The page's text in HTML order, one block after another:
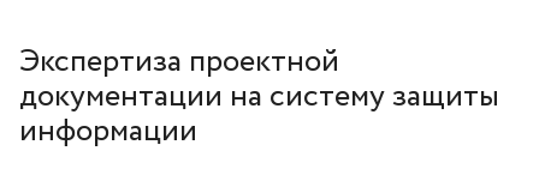
Экспертиза проектной
документации на систему защиты
информации